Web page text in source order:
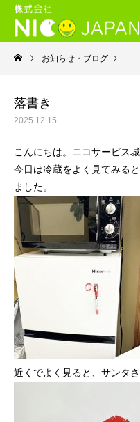
お知らせ・ブログ 就
落書き
2025.12.15
こんにちは。ニコサービス
今日は冷蔵をよく見てみる
ました。
近くでよく見ると、サンタ